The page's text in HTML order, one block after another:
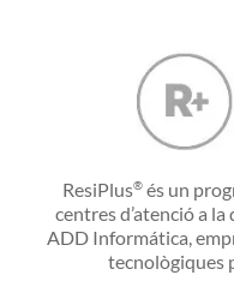
ResiPlus® és un
centres d’atenció a
ADD Informática,
tecnològiques